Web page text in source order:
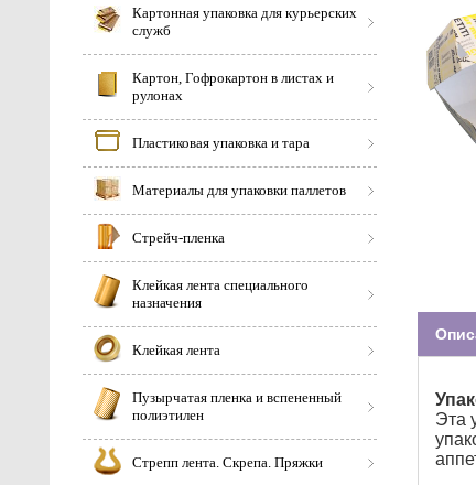
Картонная упаковка для курьерских
служб
Картон, Гофрокартон в листах и
рулонах
Пластиковая упаковка и тара
Материалы для упаковки паллетов
Стрейч-пленка
Клейкая лента специального
назначения
Клейкая лента
Пузырчатая пленка и вспененный
полиэтилен
Стрепп лента. Скрепа. Пряжки
Эта